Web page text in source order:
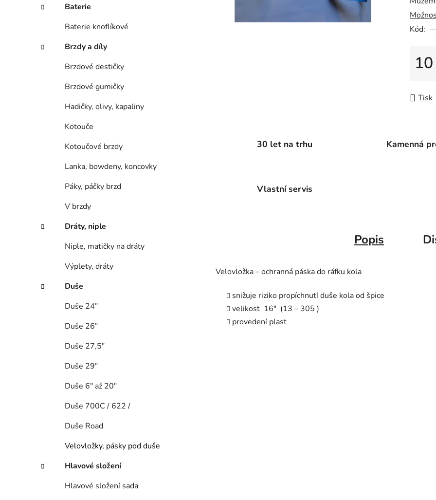
n
e
Baterie
Baterie knoflíkové
Brzdy a díly
Brzdové destičky
Brzdové gumičky
Hadičky, olivy, kapaliny
Kotouče
Kotoučové brzdy
Lanka, bowdeny, koncovky
Páky, páčky brzd
V brzdy
Dráty, niple
Niple, matičky na dráty
Výplety, dráty
Duše
Duše 24"
Duše 26"
Duše 27,5"
Duše 29"
Duše 6" až 20"
Duše 700C / 622 /
Duše Road
Velovložky, pásky pod duše
Hlavové složení
Hlavové složení sada
0,0
z
5
Kód:
Tisk
30 let na trhu Kamenná
Vlastní servis
Popis
Velovložka – ochranná páska do ráfku kola
snižuje riziko propíchnutí duše kola od špice
velikost 16" (13 – 305 )
provedení plast